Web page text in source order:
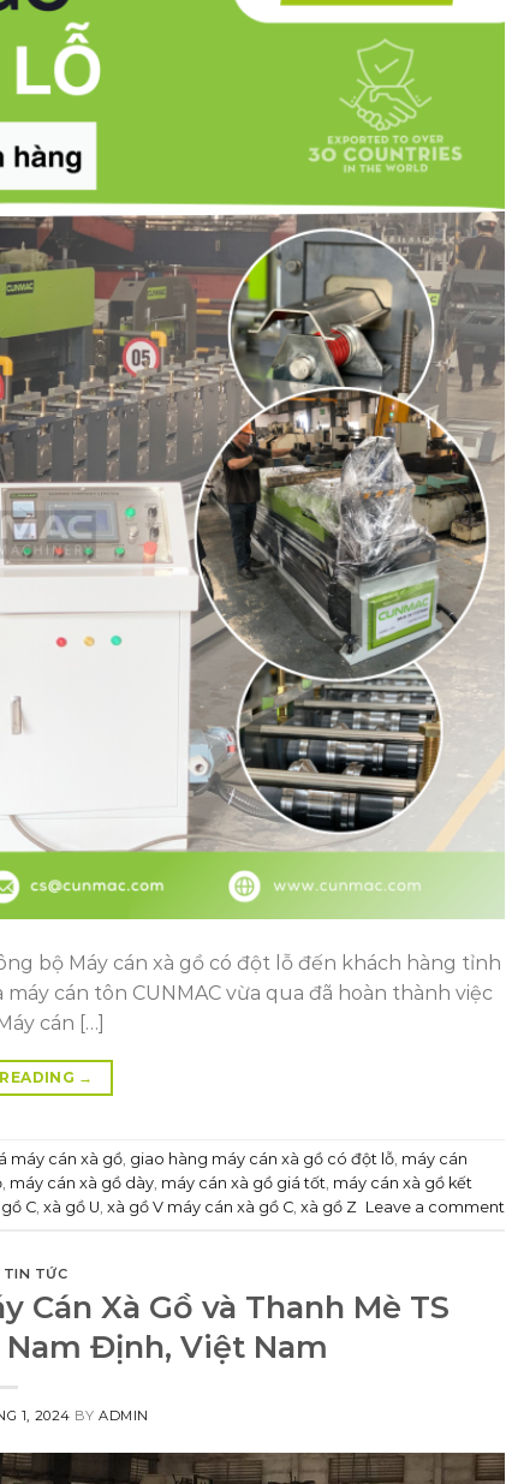
bộ Máy cán xà gồ có đột lỗ đến khách hàng tỉnh
cán tôn CUNMAC vừa qua đã hoàn thành việc
cán […]
→
máy cán xà gồ, giao hàng máy cán xà gồ có đột lỗ, máy cán
, máy cán xà gồ dày, máy cán xà gồ giá tốt, máy cán xà gồ kết
C, xà gồ U, xà gồ V máy cán xà gồ C, xà gồ Z Leave a comment
TỨC
Cán Xà Gồ và Thanh Mè TS
Định, Việt Nam
1, 2024 BY ADMIN